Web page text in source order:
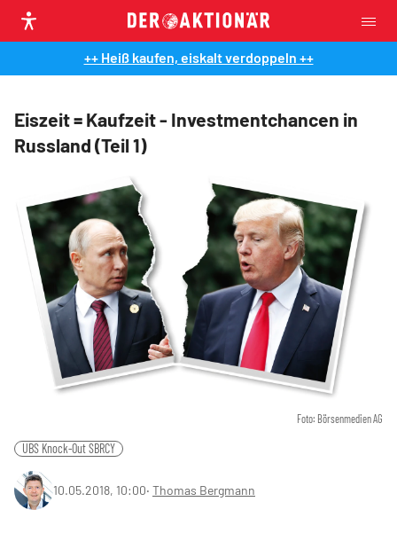
++ Heiß kaufen, eiskalt verdoppeln ++
Eiszeit = Kaufzeit - Investmentchancen in
Russland (Teil 1)
Foto: Börsenmedien AG
UBS Knock-Out SBRCY
10.05.2018, 10:00‧ Thomas Bergmann